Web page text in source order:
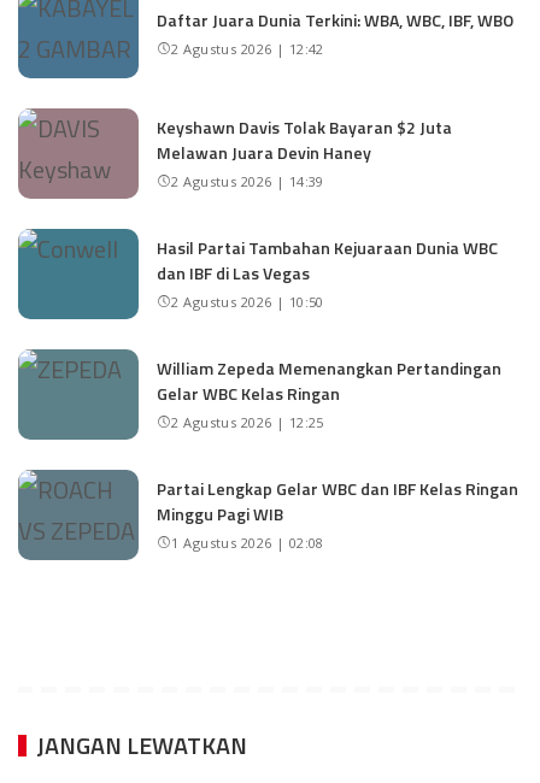
Daftar Juara Dunia Terkini: WBA, WBC, IBF, WBO
2 Agustus 2026 | 12:42
Keyshawn Davis Tolak Bayaran $2 Juta
Melawan Juara Devin Haney
2 Agustus 2026 | 14:39
Hasil Partai Tambahan Kejuaraan Dunia WBC
dan IBF di Las Vegas
2 Agustus 2026 | 10:50
William Zepeda Memenangkan Pertandingan
Gelar WBC Kelas Ringan
2 Agustus 2026 | 12:25
Partai Lengkap Gelar WBC dan IBF Kelas Ringan
Minggu Pagi WIB
1 Agustus 2026 | 02:08
JANGAN LEWATKAN